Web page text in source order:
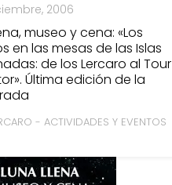
2006
museo y cena: «Los
en las mesas de las Islas
de los Lercaro al Tour
Última edición de la
- ACTIVIDADES Y EVENTOS